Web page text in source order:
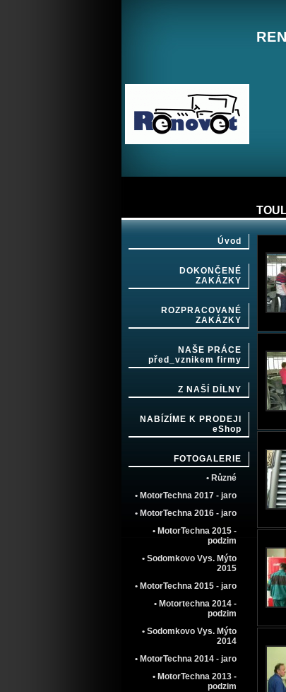
Úvod
DOKONČENÉ
ZAKÁZKY
ROZPRACOVANÉ
ZAKÁZKY
NAŠE PRÁCE
před_vznikem firmy
Z NAŠÍ DÍLNY
NABÍZÍME K PRODEJI
eShop
FOTOGALERIE
• Různé
• MotorTechna 2017 - jaro
• MotorTechna 2016 - jaro
• MotorTechna 2015 -
podzim
• Sodomkovo Vys. Mýto
2015
• MotorTechna 2015 - jaro
• Motortechna 2014 -
podzim
• Sodomkovo Vys. Mýto
2014
• MotorTechna 2014 - jaro
• MotorTechna 2013 -
podzim